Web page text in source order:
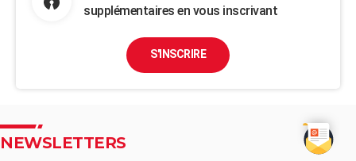
supplémentaires en vous inscrivant
S'INSCRIRE
NEWSLETTERS